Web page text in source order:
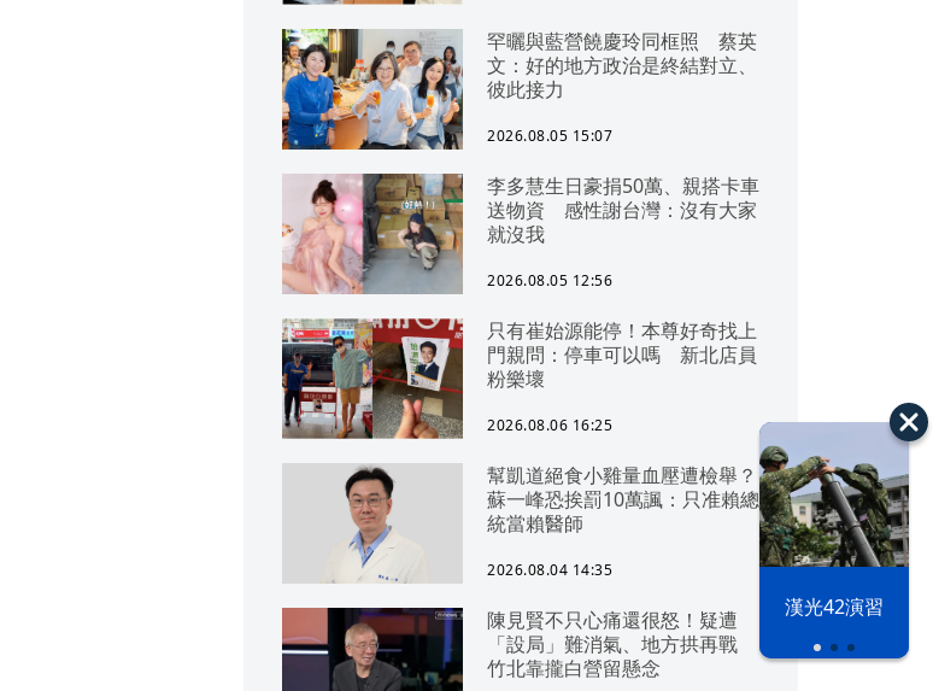
漢光42演習
罕曬與藍營饒慶玲同框照 蔡英
文：好的地方政治是終結對立、
彼此接力
2026.08.05 15:07
李多慧生日豪捐50萬、親搭卡車
送物資 感性謝台灣：沒有大家
就沒我
2026.08.05 12:56
只有崔始源能停！本尊好奇找上
門親問：停車可以嗎 新北店員
粉樂壞
2026.08.06 16:25
幫凱道絕食小雞量血壓遭檢舉？
蘇一峰恐挨罰10萬諷：只准賴總
統當賴醫師
2026.08.04 14:35
陳見賢不只心痛還很怒！疑遭
「設局」難消氣、地方拱再戰
竹北靠攏白營留懸念